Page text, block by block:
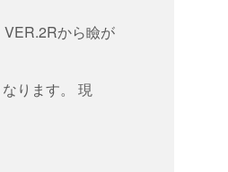
から瞼が
なります。 現